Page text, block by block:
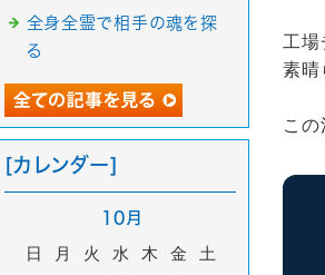
工
素晴
こ
全身全霊で相手の魂を探
る
[カレンダー]
10月
日 月 火 水 木 金 土